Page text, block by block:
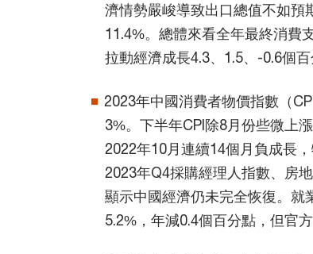
濟情勢嚴峻導致出口總值不如預
11.4%。總體來看全年最終消費
拉動經濟成長4.3、1.5、-0.6個百
2023年中國消費者物價指數（
3%。下半年CPI除8月份些微上
2022年10月連續14個月負成長
2023年Q4採購經理人指數、房
顯示中國經濟仍未完全恢復。就
5.2%，年減0.4個百分點，但官